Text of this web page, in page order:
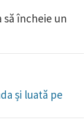
să încheie un
și luată pe